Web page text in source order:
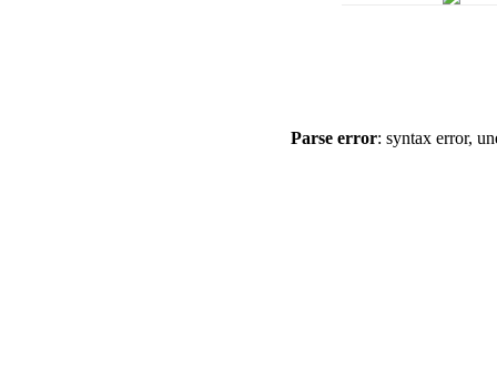
Parse error: syntax error,